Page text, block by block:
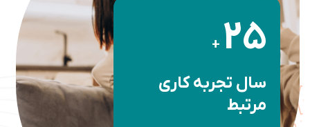
25
+
سال تجربه کاری
مرتبط